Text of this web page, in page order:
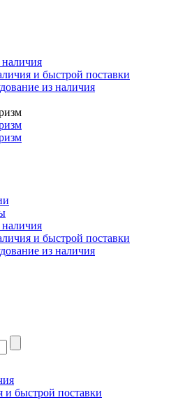
и быстрой поставки
и быстрой поставки
и быстрой поставки